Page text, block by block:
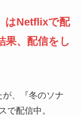
はNetflixで配
果、配信をし
、『冬のソナ
で配信中。